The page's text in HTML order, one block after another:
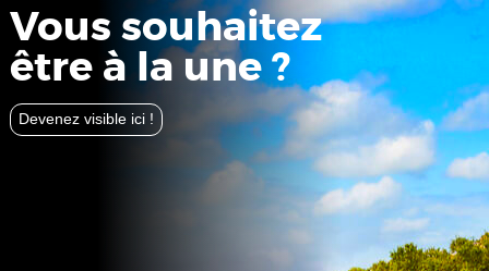
Vous souhaitez
être à la une ?
Devenez visible ici !